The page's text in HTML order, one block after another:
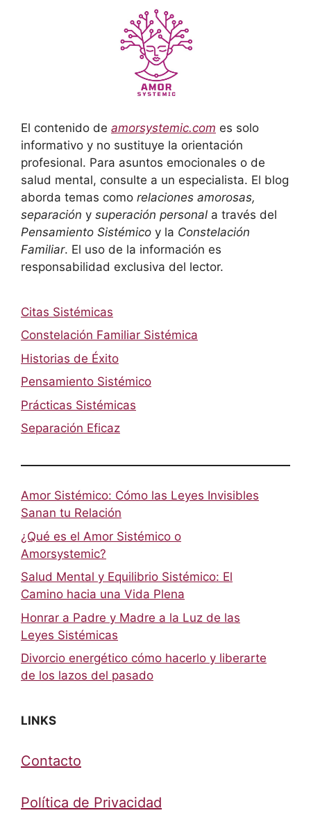
El contenido de amorsystemic.com es solo
informativo y no sustituye la orientación
profesional. Para asuntos emocionales o de
salud mental, consulte a un especialista. El blog
aborda temas como relaciones amorosas,
separación y superación personal a través del
Pensamiento Sistémico y la Constelación
Familiar. El uso de la información es
responsabilidad exclusiva del lector.
Citas Sistémicas
Constelación Familiar Sistémica
Historias de Éxito
Pensamiento Sistémico
Prácticas Sistémicas
Separación Eficaz
Amor Sistémico: Cómo las Leyes Invisibles
Sanan tu Relación
¿Qué es el Amor Sistémico o
Amorsystemic?
Salud Mental y Equilibrio Sistémico: El
Camino hacia una Vida Plena
Honrar a Padre y Madre a la Luz de las
Leyes Sistémicas
Divorcio energético cómo hacerlo y liberarte
de los lazos del pasado
LINKS
Contacto
Política de Privacidad